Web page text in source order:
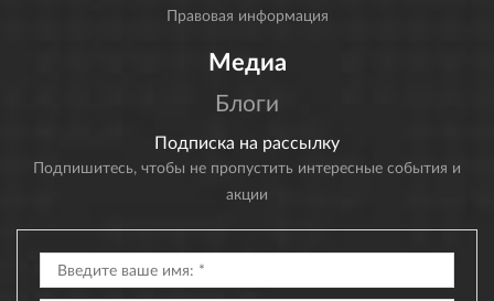
Правовая информация
Медиа
Блоги
Подписка на рассылку
Подпишитесь, чтобы не пропустить интересные события и
акции